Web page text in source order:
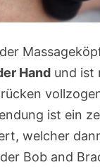
Handund ist
ist ein
welcher
Bob and